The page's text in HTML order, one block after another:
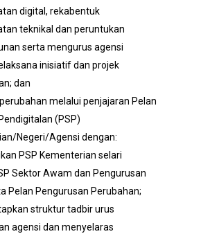
digital, rekabentuk
teknikal dan peruntukan
serta mengurus agensi
inisiatif dan projek
dan
melalui penjajaran Pelan
(PSP)
Negeri/Agensi dengan:
PSP Kementerian selari
Sektor Awam dan Pengurusan
Pelan Pengurusan Perubahan;
struktur tadbir urus
agensi dan menyelaras